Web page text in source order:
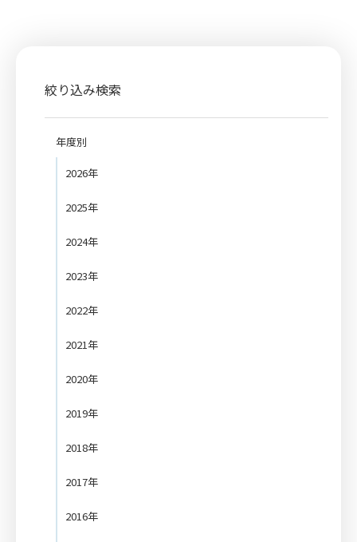
絞り込み検索
年度別
2026年
2025年
2024年
2023年
2022年
2021年
2020年
2019年
2018年
2017年
2016年